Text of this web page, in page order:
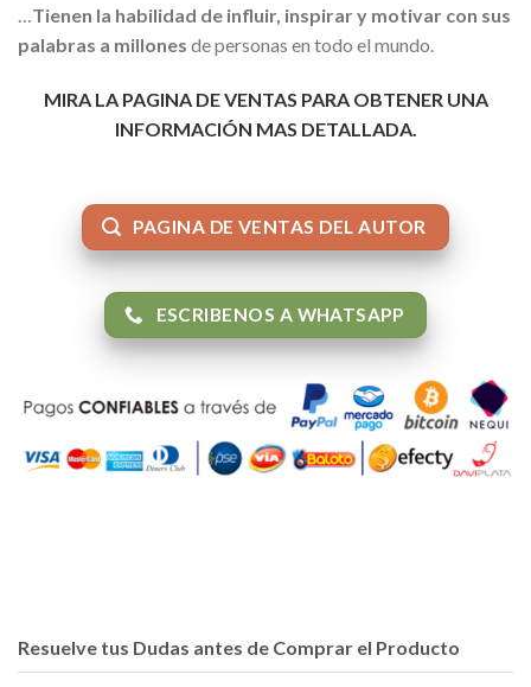
…Tienen la habilidad de influir, inspirar y motivar con sus
palabras a millones de personas en todo el mundo.
MIRA LA PAGINA DE VENTAS PARA OBTENER UNA
INFORMACIÓN MAS DETALLADA.
PAGINA DE VENTAS DEL AUTOR
ESCRIBENOS A WHATSAPP
Resuelve tus Dudas antes de Comprar el Producto